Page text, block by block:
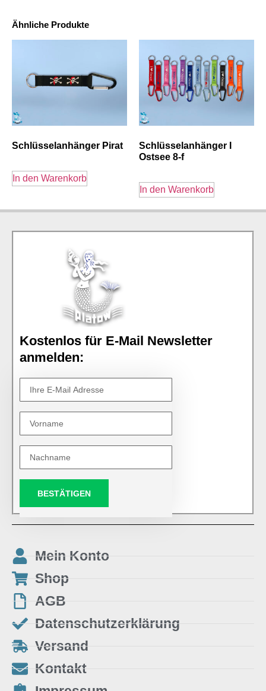
Ähnliche Produkte
Schlüsselanhänger Pirat
In den Warenkorb
Schlüsselanhänger I
Ostsee 8-f
In den Warenkorb
Kostenlos für E-Mail Newsletter
anmelden:
BESTÄTIGEN
Mein Konto
Shop
AGB
Datenschutzerklärung
Versand
Kontakt